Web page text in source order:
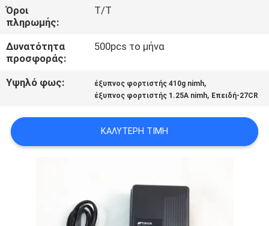
ΈΝΑ
ΑΠΌΣΠΑΣΜΑ
SITEMAP
PRIVACY
POLICY
Όροι
πληρωμής:
T/T
Δυνατότητα
προσφοράς:
500pcs το μήνα
Υψηλό φως: έξυπνος φορτιστής 410g nimh,
έξυπνος φορτιστής 1.25A nimh, Επειδή-27CR
ΚΑΛΎΤΕΡΗ ΤΙΜΉ